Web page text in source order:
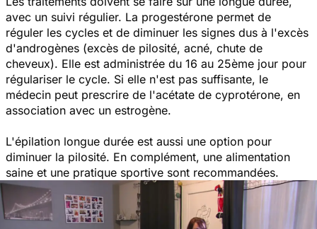
avec un suivi régulier. La progestérone permet de
réguler les cycles et de diminuer les signes dus à l'excès
d'androgènes (excès de pilosité, acné, chute de
cheveux). Elle est administrée du 16 au 25ème jour pour
régulariser le cycle. Si elle n'est pas suffisante, le
médecin peut prescrire de l'acétate de cyprotérone, en
association avec un estrogène.
L'épilation longue durée est aussi une option pour
diminuer la pilosité. En complément, une alimentation
saine et une pratique sportive sont recommandées.